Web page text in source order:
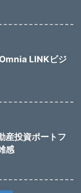
LINKビジ
産投資ポートフ
感